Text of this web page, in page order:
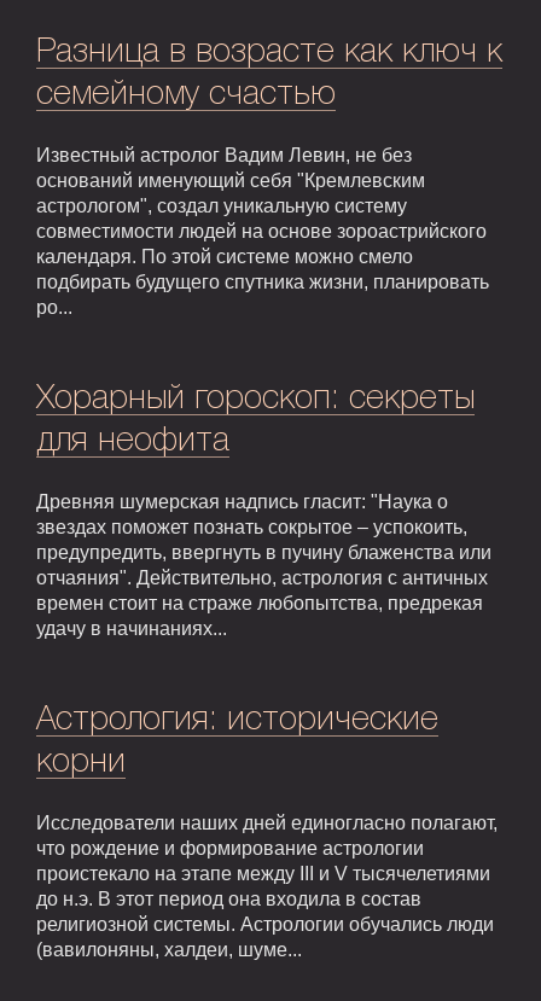
Разница в возрасте как ключ к
семейному счастью
Известный астролог Вадим Левин, не без
оснований именующий себя "Кремлевским
астрологом", создал уникальную систему
совместимости людей на основе зороастрийского
календаря. По этой системе можно смело
подбирать будущего спутника жизни, планировать
ро...
Хорарный гороскоп: секреты
для неофита
Древняя шумерская надпись гласит: "Наука о
звездах поможет познать сокрытое – успокоить,
предупредить, ввергнуть в пучину блаженства или
отчаяния". Действительно, астрология с античных
времен стоит на страже любопытства, предрекая
удачу в начинаниях...
Астрология: исторические
корни
Исследователи наших дней единогласно полагают,
что рождение и формирование астрологии
проистекало на этапе между III и V тысячелетиями
до н.э. В этот период она входила в состав
религиозной системы. Астрологии обучались люди
(вавилоняны, халдеи, шуме...